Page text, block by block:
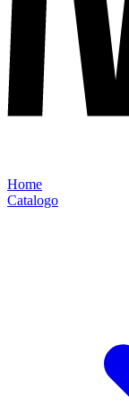
Home
Catalogo